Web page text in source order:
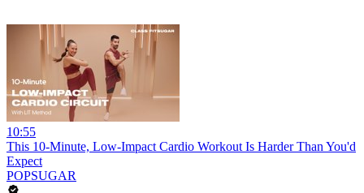
10:55
This 10-Minute, Low-Impact Cardio Workout Is Harder Than You'd
Expect
POPSUGAR